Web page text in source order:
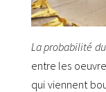
La probabilité
entre les
qui viennent